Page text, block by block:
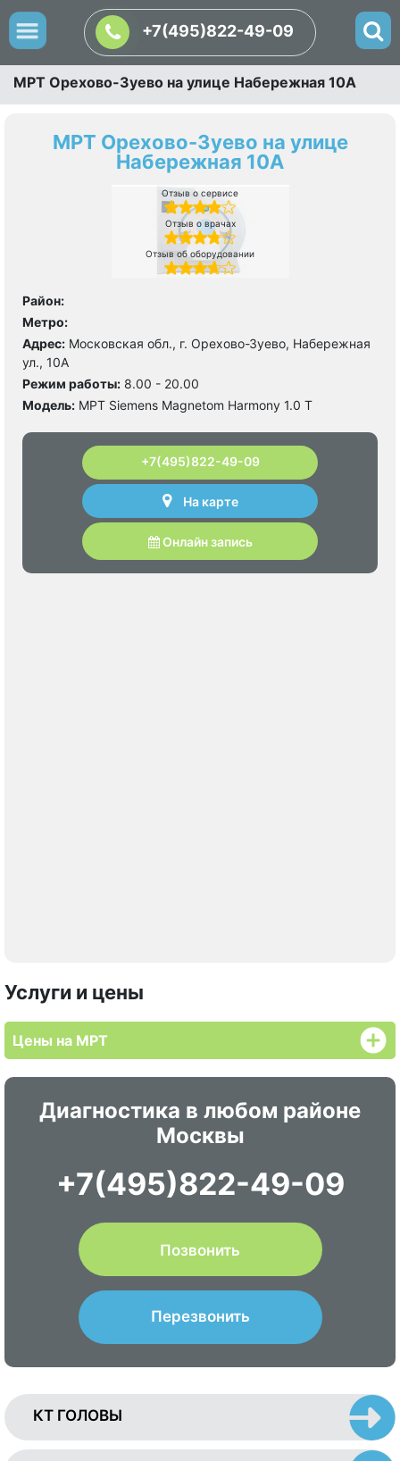
+7(495)822-49-09
МРТ Орехово-Зуево на улице Набережная 10А
МРТ Орехово-Зуево на улице
Набережная 10А
Отзыв о сервисе
Отзыв о врачах
Отзыв об оборудовании
Район:
Метро:
Адрес: Московская обл., г. Орехово-Зуево, Набережная
ул., 10А
Режим работы: 8.00 - 20.00
Модель: МРТ Siemens Magnetom Harmony 1.0 Т
+7(495)822-49-09
На карте
Онлайн запись
Услуги и цены
Цены на МРТ
Диагностика в любом районе
Москвы
+7(495)822-49-09
Позвонить
Перезвонить
КТ ГОЛОВЫ